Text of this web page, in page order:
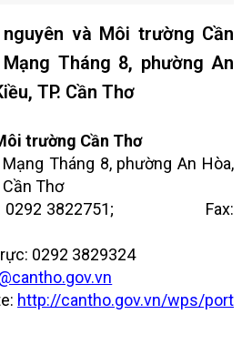
và Môi trường Cần
Tháng 8, phường An
TP. Cần Thơ
trường Cần Thơ
Tháng 8, phường An Hòa,
Cần Thơ
0292 3822751; Fax:
0292 3829324
http://cantho.gov.vn/wps/port